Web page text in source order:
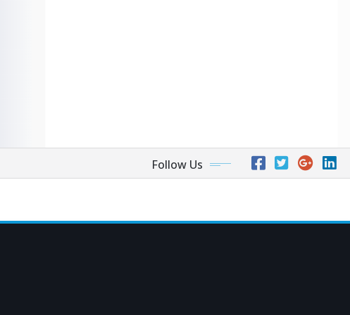
Follow Us